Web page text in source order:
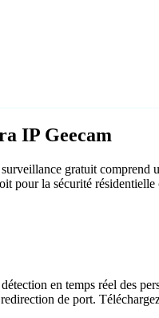
IP Geecam
gratuit
pour la sécurité
en temps réel des
de port.